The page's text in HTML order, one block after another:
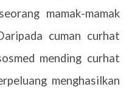
mamak-mamak
cuman curhat
mending curhat
menghasilkan